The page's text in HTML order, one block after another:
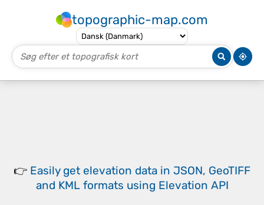
topographic-map.com
👉 Easily get elevation data in JSON, GeoTIFF
and KML formats using Elevation API